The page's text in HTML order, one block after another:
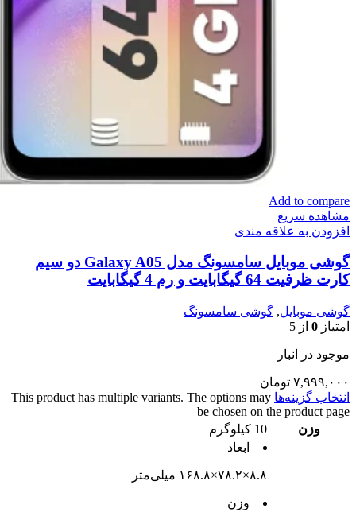
Add to compare
مشاهده سریع
افزودن به علاقه مندی
گوشی موبایل سامسونگ مدل Galaxy A05 دو سیم
کارت ظرفیت 64 گیگابایت و رم 4 گیگابایت
گوشی موبایل, گوشی سامسونگ
امتیاز 0 از 5
موجود در انبار
۷,۹۹۹,۰۰۰ تومان
انتخاب گزینه‌ها This product has multiple variants. The options may
be chosen on the product page
وزن
10 کیلوگرم
ابعاد
۸.۸×۷۸.۲×۱۶۸.۸ میلی‌متر
وزن